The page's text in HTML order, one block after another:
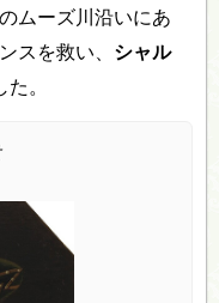
ムーズ川沿いにあ
スを救い、 シャル
。